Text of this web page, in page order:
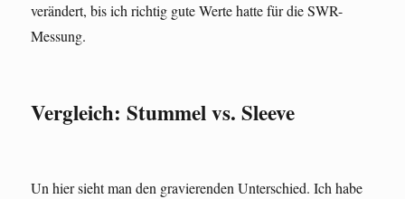
verändert, bis ich richtig gute Werte hatte für die SWR-
Messung.
Vergleich: Stummel vs. Sleeve
Un hier sieht man den gravierenden Unterschied. Ich habe